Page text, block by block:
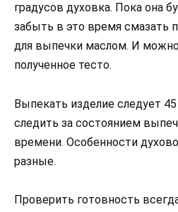
градусов духовка. Пока она
забыть в это время смазать
для выпечки маслом. И
полученное тесто.
Выпекать изделие следует
следить за состоянием
времени. Особенности
разные.
Проверить готовность